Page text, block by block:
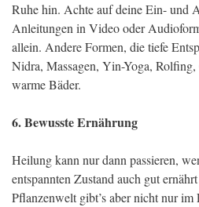
Ruhe hin. Achte auf deine Ein- und
Anleitungen in Video oder
allein. Andere Formen, die tiefe
Nidra, Massagen, Yin-Yoga,
warme Bäder.
6. Bewusste Ernährung
Heilung kann nur dann passieren,
entspannten Zustand auch gut
Pflanzenwelt gibt’s aber nicht nur